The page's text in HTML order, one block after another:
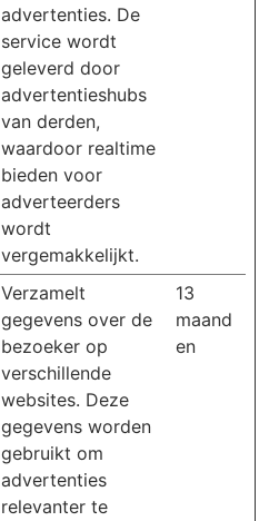
advertenties. De
service wordt
geleverd door
advertentieshubs
van derden,
waardoor realtime
bieden voor
adverteerders
wordt
vergemakkelijkt.
Verzamelt
gegevens over de
bezoeker op
verschillende
websites. Deze
gegevens worden
gebruikt om
advertenties
relevanter te
13
maand
en